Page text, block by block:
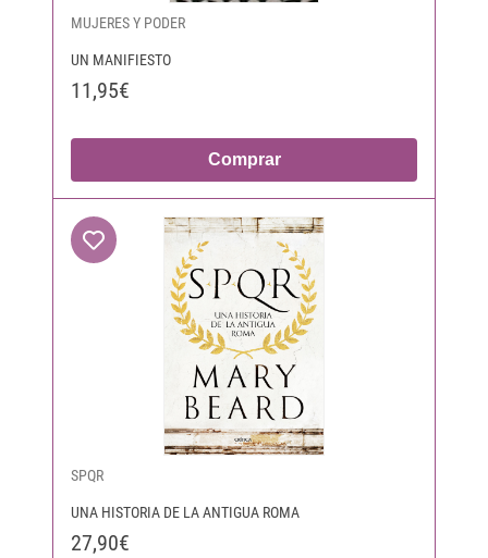
MUJERES Y PODER
UN MANIFIESTO
11,95€
Comprar
SPQR
UNA HISTORIA DE LA ANTIGUA ROMA
27,90€